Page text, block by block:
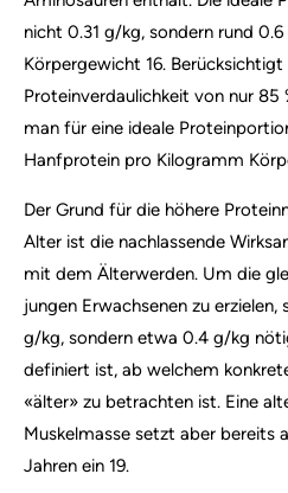
nicht 0.31 g/kg, sondern rund
Körpergewicht 16.
Proteinverdaulichkeit von nur 85
man für eine ideale
Hanfprotein pro Kilogramm
Der Grund für die höhere
Alter ist die nachlassende
mit dem Älterwerden. Um die
jungen Erwachsenen zu erzielen,
g/kg, sondern etwa 0.4 g/kg
definiert ist, ab welchem
«älter» zu betrachten ist. Eine
Muskelmasse setzt aber bereits
Jahren ein 19.